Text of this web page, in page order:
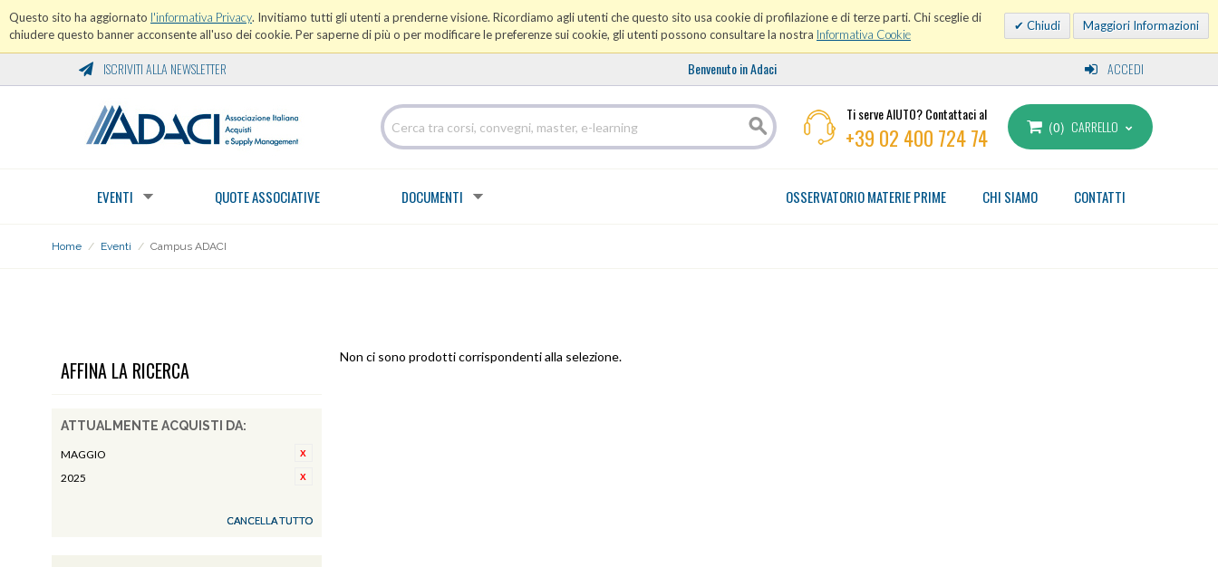
Questo sito ha aggiornato l'informativa Privacy. Invitiamo tutti gli utenti a prenderne visione. Ricordiamo agli utenti che questo sito usa cookie di profilazione e di terze parti. Chi sceglie di
chiudere questo banner acconsente all'uso dei cookie. Per saperne di più o per modificare le preferenze sui cookie, gli utenti possono consultare la nostra Informativa Cookie
Chiudi Maggiori Informazioni
ISCRIVITI ALLA NEWSLETTER Benvenuto in Adaci ACCEDI
Ti serve AIUTO? Contattaci al
+39 02 400 724 74 0 CARRELLO
EVENTI QUOTE ASSOCIATIVE DOCUMENTI CONTATTI
CHI SIAMO
OSSERVATORIO MATERIE PRIME
Home / Eventi / Campus ADACI
AFFINA LA RICERCA
ATTUALMENTE ACQUISTI DA:
MAGGIO
2025
CANCELLA TUTTO
Non ci sono prodotti corrispondenti alla selezione.